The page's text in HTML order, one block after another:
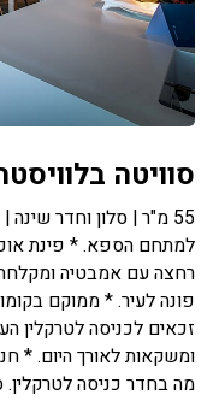
סוויטה
55 מ"ר | סלון וחדר
למתחם הספא. * פינת
זכאים לכניסה לטרקלין
ומשקאות לאורך היום. *
מה בחדר כניסה לטרקלין.